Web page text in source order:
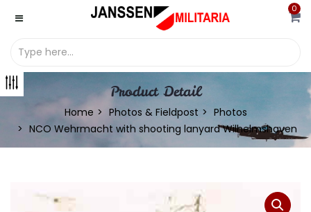
0
Product Detail
Home Photos & Fieldpost
Photos
NCO Wehrmacht with shooting lanyard Wilhelmshaven